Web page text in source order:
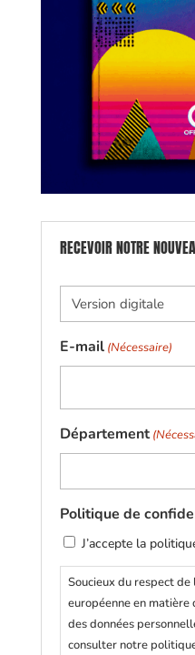
RECEVOIR NOTRE
Papier
digital,
à
!
E-mail (Nécessaire)
Département
Politique de
J’accepte la
Soucieux du respect
européenne en
des données
consulter notre